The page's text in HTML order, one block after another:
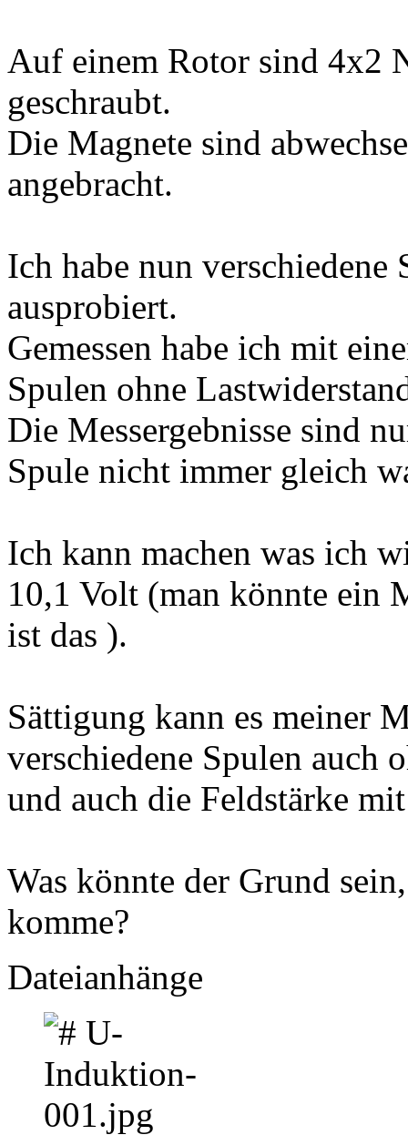
Auf einem Rotor sind 4x2
geschraubt.
Die Magnete sind
angebracht.
Ich habe nun
ausprobiert.
Gemessen habe ich mit
Spulen ohne
Die Messergebnisse sind
Spule nicht immer gleich
Ich kann machen was ich
10,1 Volt (man könnte ein
ist das ).
Sättigung kann es meiner
verschiedene Spulen auch
und auch die Feldstärke
Was könnte der Grund
komme?
Dateianhänge